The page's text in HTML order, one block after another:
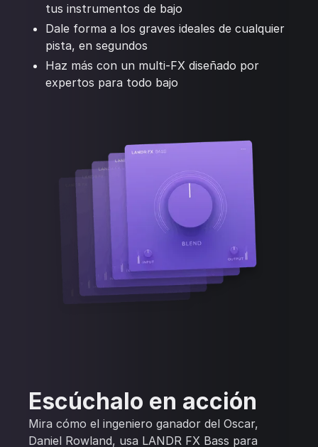
tus instrumentos de bajo
Dale forma a los graves ideales de cualquier
pista, en segundos
Haz más con un multi-FX diseñado por
expertos para todo bajo
Escúchalo en acción
Mira cómo el ingeniero ganador del Oscar,
Daniel Rowland, usa LANDR FX Bass para